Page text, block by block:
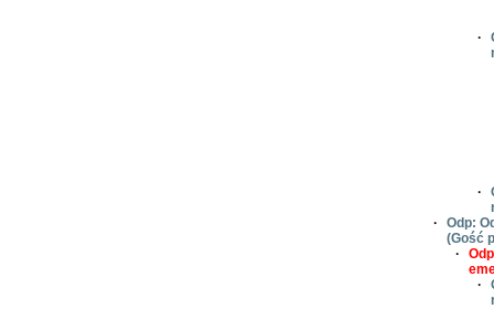
·
·
·
Odp:
(Gość
·
·